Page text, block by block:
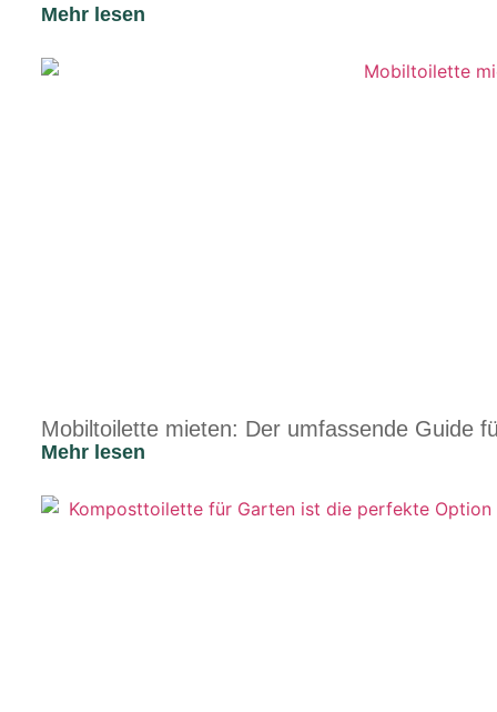
Mehr lesen
Mobiltoilette mieten: Der umfassende Guide
Mehr lesen